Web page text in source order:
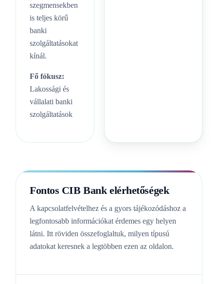
szegmensekben
is teljes körű
banki
szolgáltatásokat
kínál.
Fő fókusz:
Lakossági és
vállalati banki
szolgáltatások
Fontos CIB Bank elérhetőségek
A kapcsolatfelvételhez és a gyors tájékozódáshoz a
legfontosabb információkat érdemes egy helyen
látni. Itt röviden összefoglaltuk, milyen típusú
adatokat keresnek a legtöbben ezen az oldalon.